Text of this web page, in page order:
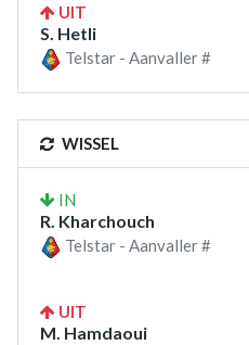
UIT
S. Hetli
Telstar - Aanvaller #
WISSEL
IN
R. Kharchouch
Telstar - Aanvaller #
UIT
M. Hamdaoui